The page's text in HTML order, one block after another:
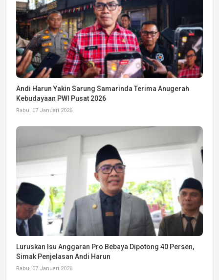
Andi Harun Yakin Sarung Samarinda Terima Anugerah
Kebudayaan PWI Pusat 2026
Rabu, 07 Januari 2026
Luruskan Isu Anggaran Pro Bebaya Dipotong 40 Persen,
Simak Penjelasan Andi Harun
Rabu, 07 Januari 2026